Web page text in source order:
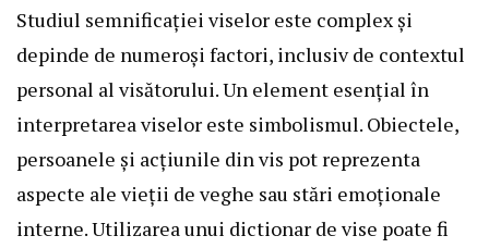
Studiul semnificației viselor este complex și
depinde de numeroși factori, inclusiv de contextul
personal al visătorului. Un element esențial în
interpretarea viselor este simbolismul. Obiectele,
persoanele și acțiunile din vis pot reprezenta
aspecte ale vieții de veghe sau stări emoționale
interne. Utilizarea unui dictionar de vise poate fi